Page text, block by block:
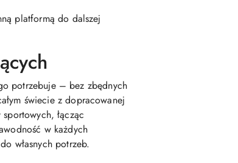
platformą do dalszej
potrzebuje – bez zbędnych
świecie z dopracowanej
łącząc
w każdych
własnych potrzeb.